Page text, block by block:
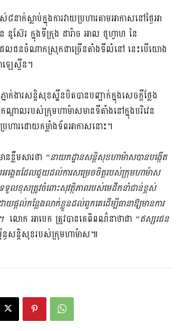
ស្លាប់ក្នុងការវាយប្រហារតាមអាកាសនៅថ្ងៃអា
ស៊ែរ ក្នុងទីក្រុង ដារ៉ាច អាល ថូហ្វាហ នៃ
ដែលជនចំណាកស្រុកជាច្រើនតាំងទីលំនៅ នេះបើយោង
ឡេស្ទីន។​
ងារសន្តិសុខស្ហីនបិតបានបញ្ជាក់ក្នុងសេចក្តីថ្លែង
កណ្តាលរបស់ក្រុមហាម៉ាសមានទីតាំងនៅក្នុងបរិវេន
រហារដោយកម្លាំងទ័ពអាកាសនោះ។
នខ្លឹមសារថា “នាយកដ្ឋានសន្តិសុខហាម៉ាសបានបង្កើត
ើបអង្គេតដែលជួយដល់ការសម្រេចចិត្តរបស់ក្រុមហាម៉ាស
លខុសត្រូវចំពោះសុវត្ថិភាពរបស់មេដឹកនាំជាន់ខ្ពស់
ផ្តល់កន្លែងលាក់ខ្លួនដល់ពួកគេដើម្បីធានាឱ្យមានការ
លោក អាបេក ត្រូវបានគេពិពណ៌នាថាជា “ឥស្សរជន
ព័ន្ធសន្តិសុខរបស់ក្រុមហាម៉ាស៕